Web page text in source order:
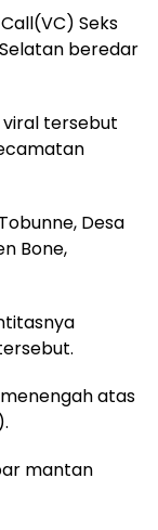
Seks
beredar
viral tersebut
Desa
Bone,
atas
mantan